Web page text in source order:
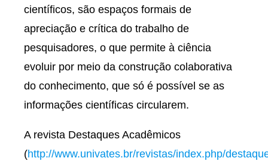
científicos, são espaços formais de
apreciação e crítica do trabalho de
pesquisadores, o que permite à ciência
evoluir por meio da construção colaborativa
do conhecimento, que só é possível se as
informações científicas circularem.
A revista Destaques Acadêmicos
(http://www.univates.br/revistas/index.php/